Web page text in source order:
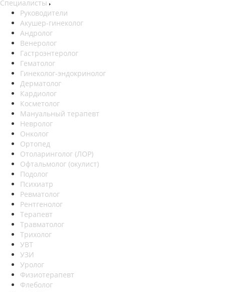
Специалисты
Руководители
Акушер-гинеколог
Андролог
Венеролог
Гастроэнтеролог
Гематолог
Гинеколог-эндокринолог
Дерматолог
Кардиолог
Косметолог
Мануальный терапевт
Невролог
Онколог
Ортопед
Отоларинголог (ЛОР)
Офтальмолог (окулист)
Подолог
Психиатр
Ревматолог
Рентгенолог
Терапевт
Травматолог
Трихолог
УВТ
УЗИ
Уролог
Физиотерапевт
Флеболог